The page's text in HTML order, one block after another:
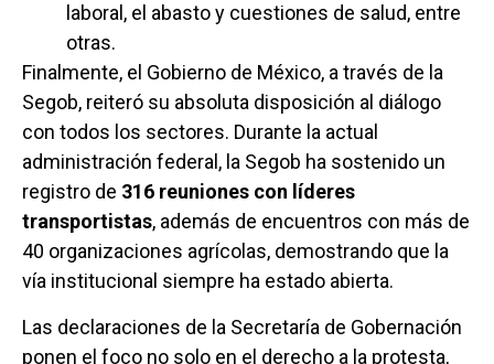
laboral, el abasto y cuestiones de salud, entre
otras.
Finalmente, el Gobierno de México, a través de la
Segob, reiteró su absoluta disposición al diálogo
con todos los sectores. Durante la actual
administración federal, la Segob ha sostenido un
registro de 316 reuniones con líderes
transportistas, además de encuentros con más de
40 organizaciones agrícolas, demostrando que la
vía institucional siempre ha estado abierta.
Las declaraciones de la Secretaría de Gobernación
ponen el foco no solo en el derecho a la protesta,